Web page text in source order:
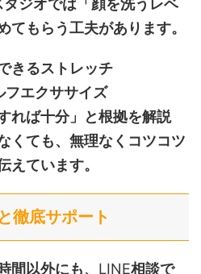
ジオでは「顔を洗うレベ
てもらう工夫があります。
きるストレッチ
フエクササイズ
れば十分」と根拠を解説
くても、無理なくコツコツ
えています。
徹底サポート
間以外にも、 LINE相談で